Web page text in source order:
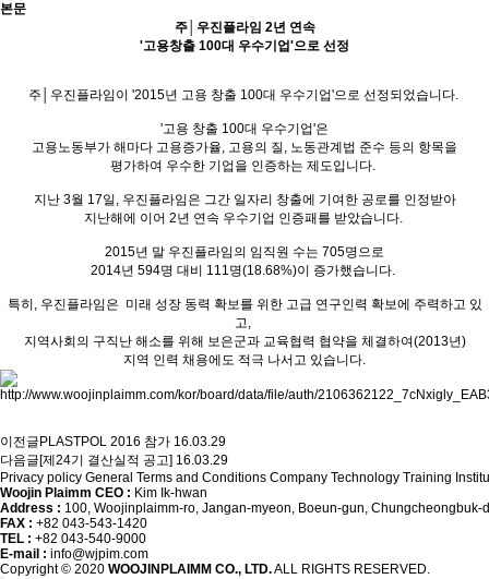
본문
주│우진플라임 2년 연속
'고용창출 100대 우수기업'으로 선정
주│우진플라임이 '2015년 고용 창출 100대 우수기업'으로 선정되었습니다.
'고용 창출 100대 우수기업'은
고용노동부가 해마다 고용증가율, 고용의 질, 노동관계법 준수 등의 항목을
평가하여 우수한 기업을 인증하는 제도입니다.
지난 3월 17일, 우진플라임은 그간 일자리 창출에 기여한 공로를 인정받아
지난해에 이어 2년 연속 우수기업 인증패를 받았습니다.
2015년 말 우진플라임의 임직원 수는 705명으로
2014년 594명 대비 111명(18.68%)이 증가했습니다.
특히, 우진플라임은 미래 성장 동력 확보를 위한 고급 연구인력 확보에 주력하고 있
고,
지역사회의 구직난 해소를 위해 보은군과 교육협력 협약을 체결하여(2013년)
지역 인력 채용에도 적극 나서고 있습니다.
이전글 PLASTPOL 2016 참가 16.03.29
다음글[제24기 결산실적 공고] 16.03.29
Privacy policy General Terms and Conditions Company Technology Training
Woojin Plaimm CEO : Kim Ik-hwan
Address : 100, Woojinplaimm-ro, Jangan-myeon, Boeun-gun, Chungcheongbuk-
FAX : +82 043-543-1420
TEL : +82 043-540-9000
E-mail : info@wjpim.com
Copyright © 2020 WOOJINPLAIMM CO., LTD.ALL RIGHTS RESERVED.